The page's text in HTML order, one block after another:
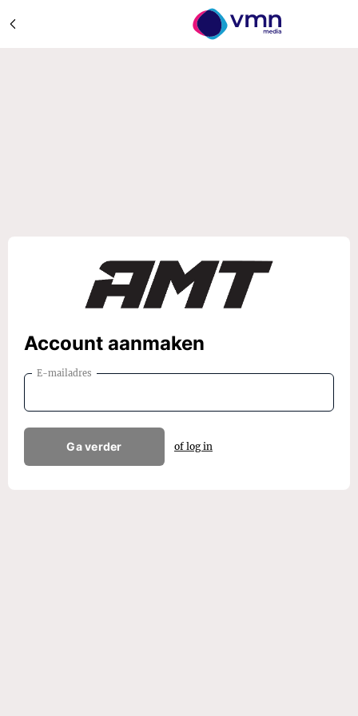
Account aanmaken
E-mailadres
Ga verder of log in